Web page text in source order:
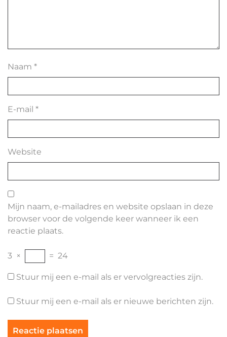
Naam *
E-mail *
Website
Mijn naam, e-mailadres en website opslaan in deze
browser voor de volgende keer wanneer ik een
reactie plaats.
3 × = 24
Stuur mij een e-mail als er vervolgreacties zijn.
Stuur mij een e-mail als er nieuwe berichten zijn.